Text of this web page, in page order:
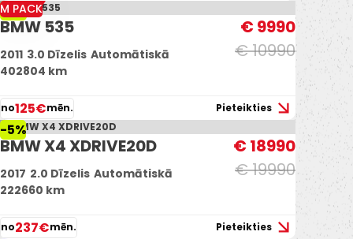
-9%
M PACK
BMW 535
€ 10990
€ 9990
2011 3.0 Dīzelis Automātiskā
402804 km
no125€mēn. Pieteikties
-5%
BMW X4 XDRIVE20D
€ 19990
€ 18990
2017 2.0 Dīzelis Automātiskā
222660 km
no237€mēn. Pieteikties